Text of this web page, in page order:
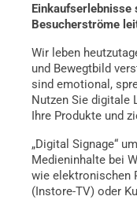
Besucherströme
Wir leben
und Bewegtbild
sind emotional,
Nutzen Sie digitale
Ihre Produkte und
„Digital Signage“
Medieninhalte bei
wie elektronischen
(Instore-TV) oder